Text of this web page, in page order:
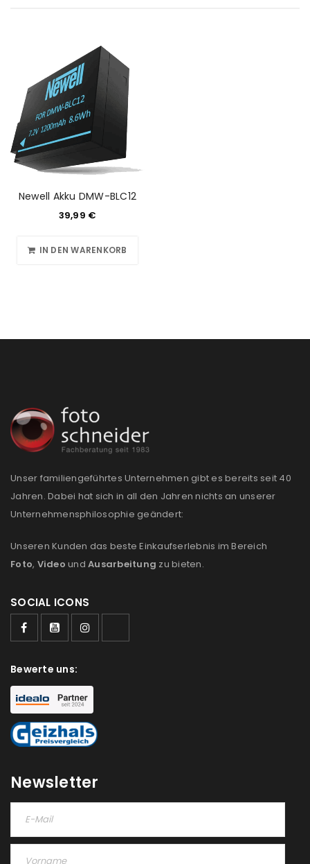
ANMELDEN
Benutzername oder E-Mail-Adresse
Anmeldeformular geschützt durchWP Captcha
Newell Akku DMW-BLC12
39,99 €
IN DEN WARENKORB
Unser familiengeführtes Unternehmen gibt es bereits seit 40
Jahren. Dabei hat sich in all den Jahren nichts an unserer
Unternehmensphilosophie geändert:
Unseren Kunden das beste Einkaufserlebnis im Bereich
Foto, Video und Ausarbeitung zu bieten.
SOCIAL ICONS
Bewerte uns:
Newsletter